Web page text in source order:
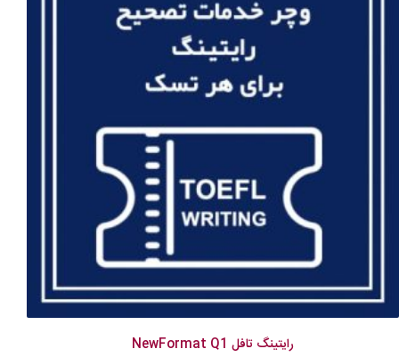
رایتینگ تافل NewFormat Q1